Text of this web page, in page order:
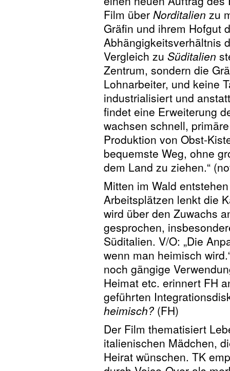
Film über Norditalien zu
Gräfin und ihrem Hofgut
Abhängigkeitsverhältnis
Vergleich zu Süditalien
Zentrum, sondern die
Lohnarbeiter, und keine
industrialisiert und
findet eine Erweiterung
wachsen schnell,
Produktion von Obst-
bequemste Weg, ohne
dem Land zu ziehen.“
Mitten im Wald
Arbeitsplätzen lenkt die
wird über den Zuwachs
gesprochen,
Süditalien. V/O: „Die
wenn man heimisch
noch gängige
Heimat etc. erinnert FH
geführten
heimisch? (FH)
Der Film thematisiert
italienischen Mädchen,
Heirat wünschen. TK